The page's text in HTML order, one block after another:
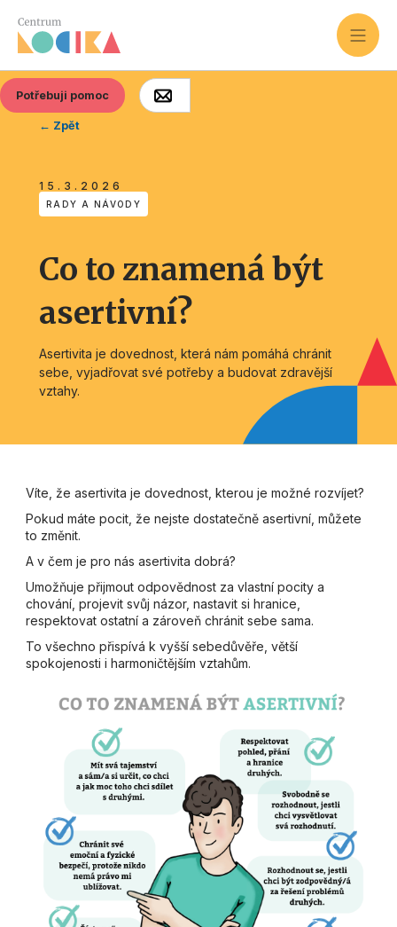
Potřebuji pomoc
← Zpět
15.3.2026
RADY A NÁVODY
Co to znamená být
asertivní?
Asertivita je dovednost, která nám pomáhá chránit
sebe, vyjadřovat své potřeby a budovat zdravější
vztahy.
Víte, že asertivita je dovednost, kterou je možné rozvíjet?
Pokud máte pocit, že nejste dostatečně asertivní, můžete
to změnit.
A v čem je pro nás asertivita dobrá?
Umožňuje přijmout odpovědnost za vlastní pocity a
chování, projevit svůj názor, nastavit si hranice,
respektovat ostatní a zároveň chránit sebe sama.
To všechno přispívá k vyšší sebedůvěře, větší
spokojenosti i harmoničtějším vztahům.